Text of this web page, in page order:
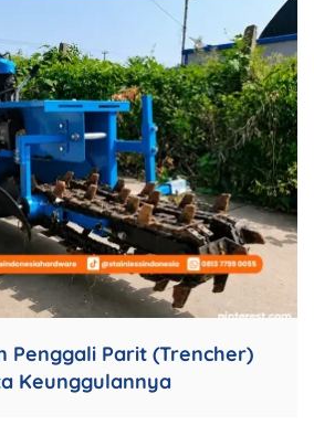
Penggali Parit (Trencher)
Keunggulannya